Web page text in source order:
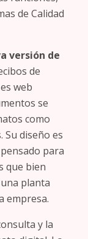
de Calidad
versión de
de
web
se
como
Su diseño es
para
que bien
planta
empresa.
y la